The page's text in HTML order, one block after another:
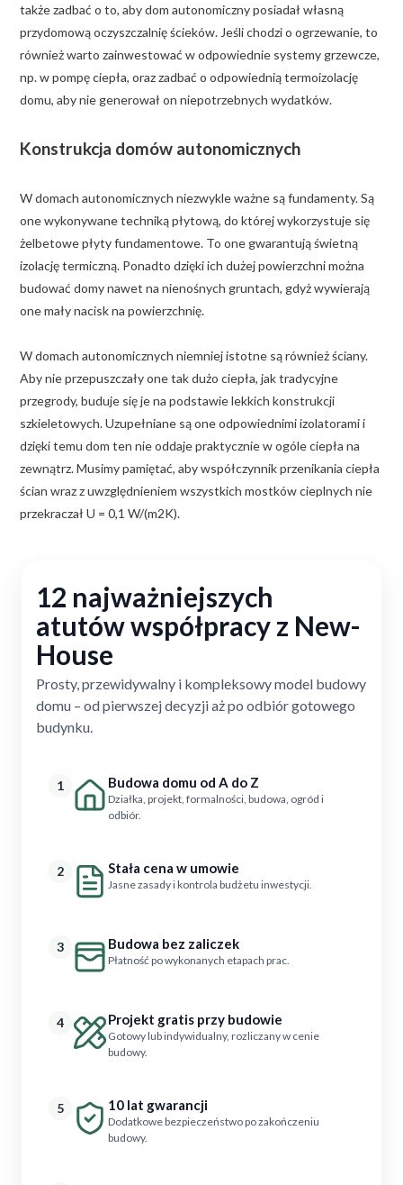
także zadbać o to, aby dom autonomiczny posiadał własną
przydomową oczyszczalnię ścieków. Jeśli chodzi o ogrzewanie, to
również warto zainwestować w odpowiednie systemy grzewcze,
np. w pompę ciepła, oraz zadbać o odpowiednią termoizolację
domu, aby nie generował on niepotrzebnych wydatków.
Konstrukcja domów autonomicznych
W domach autonomicznych niezwykle ważne są fundamenty. Są
one wykonywane techniką płytową, do której wykorzystuje się
żelbetowe płyty fundamentowe. To one gwarantują świetną
izolację termiczną. Ponadto dzięki ich dużej powierzchni można
budować domy nawet na nienośnych gruntach, gdyż wywierają
one mały nacisk na powierzchnię.
W domach autonomicznych niemniej istotne są również ściany.
Aby nie przepuszczały one tak dużo ciepła, jak tradycyjne
przegrody, buduje się je na podstawie lekkich konstrukcji
szkieletowych. Uzupełniane są one odpowiednimi izolatorami i
dzięki temu dom ten nie oddaje praktycznie w ogóle ciepła na
zewnątrz. Musimy pamiętać, aby współczynnik przenikania ciepła
ścian wraz z uwzględnieniem wszystkich mostków cieplnych nie
przekraczał U = 0,1 W/(m2K).
12 najważniejszych
atutów współpracy z New-
House
Prosty, przewidywalny i kompleksowy model budowy
domu – od pierwszej decyzji aż po odbiór gotowego
budynku.
1 Budowa domu od A do Z
Działka, projekt, formalności, budowa, ogród i
odbiór.
2 Stała cena w umowie
Jasne zasady i kontrola budżetu inwestycji.
3 Budowa bez zaliczek
Płatność po wykonanych etapach prac.
4 Projekt gratis przy budowie
Gotowy lub indywidualny, rozliczany w cenie
budowy.
5 10 lat gwarancji
Dodatkowe bezpieczeństwo po zakończeniu
budowy.